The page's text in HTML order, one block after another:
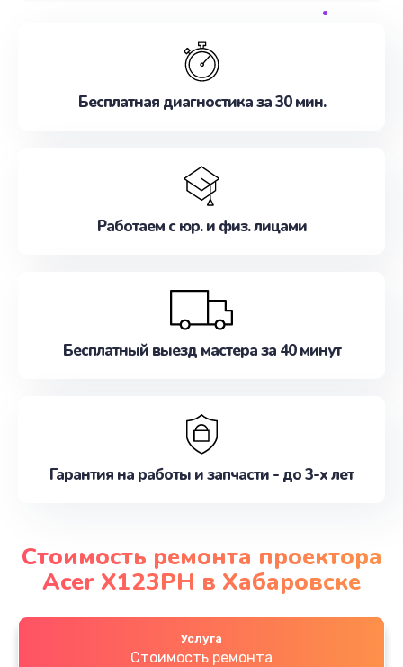
наилучшим образом. Не медлите записаться на
Бесплатная диагностика за 30 мин.
Работаем с юр. и физ. лицами
Бесплатный выезд мастера за 40 минут
Гарантия на работы и запчасти - до 3-х лет
Стоимость ремонта проектора
Acer X123PH в Хабаровске
Услуга
Стоимость ремонта